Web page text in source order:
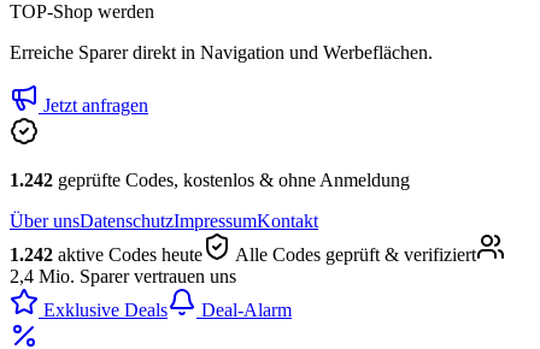
TOP-Shop werden
Erreiche Sparer direkt in Navigation und Werbeflächen.
Jetzt anfragen
1.242 geprüfte Codes, kostenlos & ohne Anmeldung
Über unsDatenschutzImpressumKontakt
1.242 aktive Codes heute
Alle Codes geprüft & verifiziert
2,4 Mio. Sparer vertrauen uns
Exklusive Deals
Deal-Alarm